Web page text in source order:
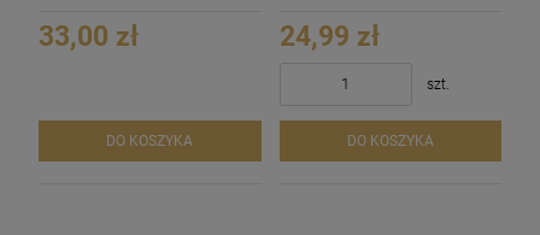
33,00 zł
DO KOSZYKA
24,99 zł
szt.
DO KOSZYKA